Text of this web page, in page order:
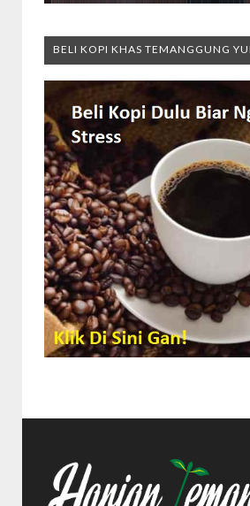
BELI KOPI KHAS TEMANGGUNG